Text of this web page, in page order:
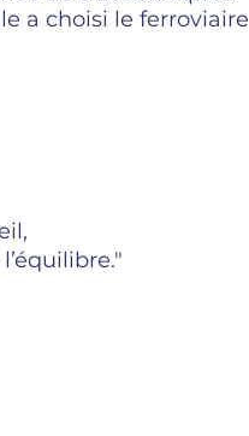
a choisi le ferroviaire